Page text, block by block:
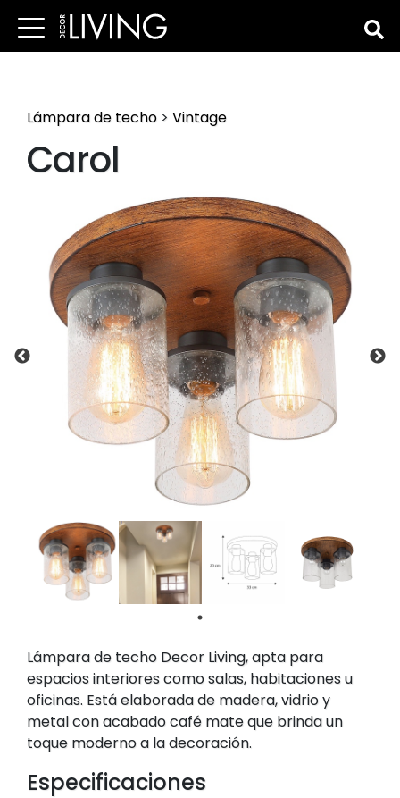
Lámpara de techo > Vintage
Carol
Lámpara de techo Decor Living, apta para
espacios interiores como salas, habitaciones u
oficinas. Está elaborada de madera, vidrio y
metal con acabado café mate que brinda un
toque moderno a la decoración.
Especificaciones